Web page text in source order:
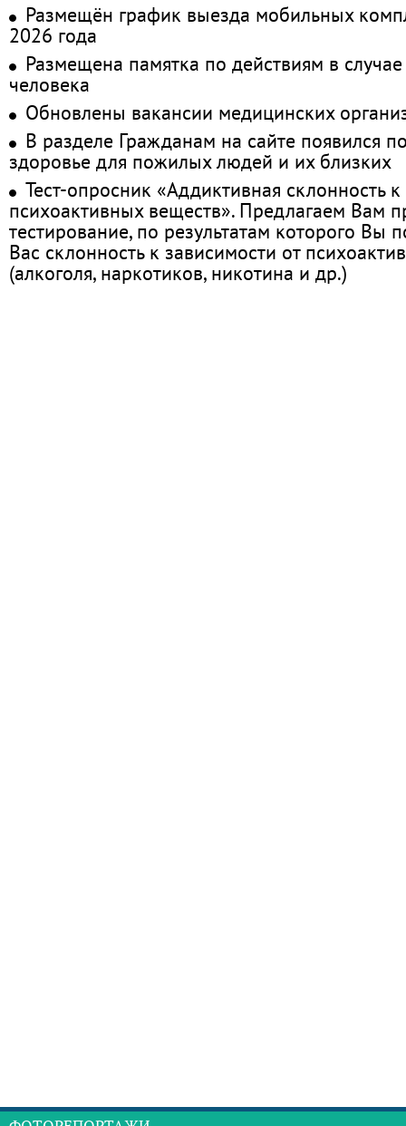
Размещён график выезда мобильных
2026 года
Размещена памятка по действиям в
человека
Обновлены вакансии медицинских
В разделе Гражданам на сайте появился
здоровье для пожилых людей и их близких
Тест-опросник «Аддиктивная склонность
психоактивных веществ». Предлагаем Вам
тестирование, по результатам которого Вы
Вас склонность к зависимости от
(алкоголя, наркотиков, никотина и др.)